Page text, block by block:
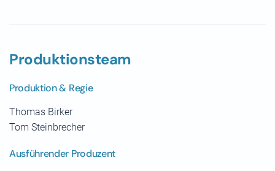
Produktionsteam
Produktion & Regie
Thomas Birker
Tom Steinbrecher
Ausführender Produzent